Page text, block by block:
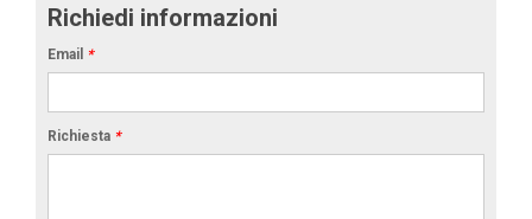
Richiedi informazioni
Email *
Richiesta *